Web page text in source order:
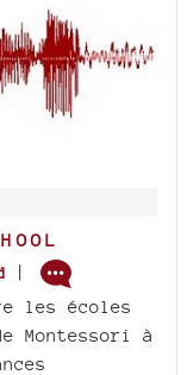
|
les écoles
Montessori à